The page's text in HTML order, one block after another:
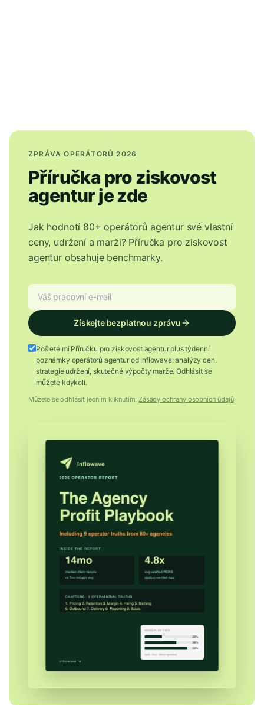
ZPRÁVA OPERÁTORŮ 2026
Příručka pro ziskovost
agentur je zde
Jak hodnotí 80+ operátorů agentur své vlastní
ceny, udržení a marži? Příručka pro ziskovost
agentur obsahuje benchmarky.
Získejte bezplatnou zprávu
Pošlete mi Příručku pro ziskovost agentur plus týdenní
poznámky operátorů agentur od Inflowave: analýzy cen,
strategie udržení, skutečné výpočty marže. Odhlásit se
můžete kdykoli.
Můžete se odhlásit jedním kliknutím. Zásady ochrany osobních údajů